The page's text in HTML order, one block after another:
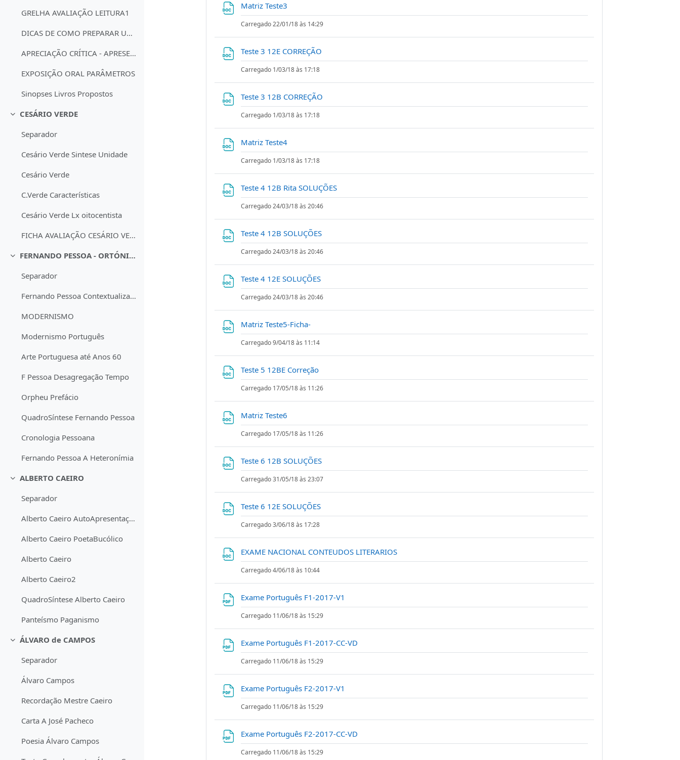
GRELHA AVALIAÇÃO LEITURA1
DICAS DE COMO PREPARAR UMA APRESENTAÇÃO ORAL
APRECIAÇÃO CRÍTICA - APRESENTAÇÃO ORAL
EXPOSIÇÃO ORAL PARÂMETROS
Sinopses Livros Propostos
Contrair
CESÁRIO VERDE
Separador
Cesário Verde Sintese Unidade
Cesário Verde
C.Verde Características
Cesário Verde Lx oitocentista
FICHA AVALIAÇÃO CESÁRIO VERDE CHAVE
Contrair
FERNANDO PESSOA - ORTÓNIMO
Separador
Fernando Pessoa Contextualização
MODERNISMO
Modernismo Português
Arte Portuguesa até Anos 60
F Pessoa Desagregação Tempo
Orpheu Prefácio
QuadroSíntese Fernando Pessoa
Cronologia Pessoana
Fernando Pessoa A Heteronímia
Contrair
ALBERTO CAEIRO
Separador
Alberto Caeiro AutoApresentação
Alberto Caeiro PoetaBucólico
Alberto Caeiro
Alberto Caeiro2
QuadroSíntese Alberto Caeiro
Panteísmo Paganismo
Contrair
ÁLVARO de CAMPOS
Separador
Álvaro Campos
Recordação Mestre Caeiro
Carta A José Pacheco
Poesia Álvaro Campos
Matriz Teste3
Carregado 22/01/18 às 14:29
Teste 3 12E CORREÇÃO
Carregado 1/03/18 às 17:18
Teste 3 12B CORREÇÃO
Carregado 1/03/18 às 17:18
Matriz Teste4
Carregado 1/03/18 às 17:18
Teste 4 12B Rita SOLUÇÕES
Carregado 24/03/18 às 20:46
Teste 4 12B SOLUÇÕES
Carregado 24/03/18 às 20:46
Teste 4 12E SOLUÇÕES
Carregado 24/03/18 às 20:46
Matriz Teste5-Ficha-
Carregado 9/04/18 às 11:14
Teste 5 12BE Correção
Carregado 17/05/18 às 11:26
Matriz Teste6
Carregado 17/05/18 às 11:26
Teste 6 12B SOLUÇÕES
Carregado 31/05/18 às 23:07
Teste 6 12E SOLUÇÕES
Carregado 3/06/18 às 17:28
EXAME NACIONAL CONTEUDOS LITERARIOS
Carregado 4/06/18 às 10:44
Exame Português F1-2017-V1
Carregado 11/06/18 às 15:29
Exame Português F1-2017-CC-VD
Carregado 11/06/18 às 15:29
Exame Português F2-2017-V1
Carregado 11/06/18 às 15:29
Exame Português F2-2017-CC-VD
Carregado 11/06/18 às 15:29